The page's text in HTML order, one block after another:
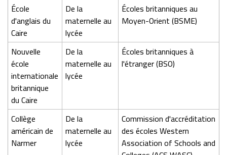
École
d'anglais du
Caire
De la
maternelle au
lycée
Écoles britanniques au
Moyen-Orient (BSME)
Nouvelle
école
internationale
britannique
du Caire
De la
maternelle au
lycée
Écoles britanniques à
l'étranger (BSO)
Collège
américain de
Narmer
De la
maternelle au
lycée
Commission d'accréditation
des écoles Western
Association of Schools and